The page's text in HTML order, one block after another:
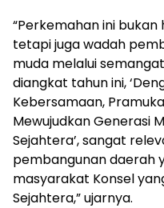
“Perkemahan ini
tetapi juga wadah
muda melalui
diangkat tahun ini,
Kebersamaan,
Mewujudkan Generasi
Sejahtera’, sangat
pembangunan daerah
masyarakat Konsel
Sejahtera,” ujarnya.